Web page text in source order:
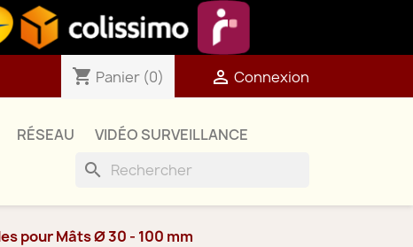
shopping_cart Panier (0)  Connexion
RÉSEAU VIDÉO SURVEILLANCE
search
pour Mâts Ø 30 - 100 mm